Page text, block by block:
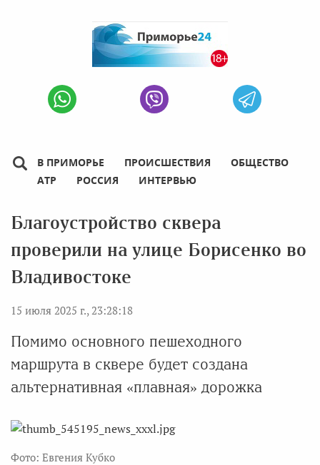
В ПРИМОРЬЕ ПРОИСШЕСТВИЯ
ОБЩЕСТВО
АТР
РОССИЯ ИНТЕРВЬЮ
Благоустройство сквера
проверили на улице Борисенко во
Владивостоке
15 июля 2025 г., 23:28:18
Помимо основного пешеходного
маршрута в сквере будет создана
альтернативная «плавная» дорожка
Фото: Евгения Кубко